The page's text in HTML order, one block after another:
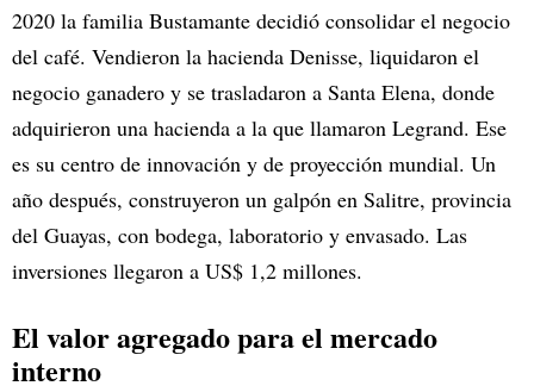
2020 la familia Bustamante decidió consolidar el negocio
del café. Vendieron la hacienda Denisse, liquidaron el
negocio ganadero y se trasladaron a Santa Elena, donde
adquirieron una hacienda a la que llamaron Legrand. Ese
es su centro de innovación y de proyección mundial. Un
año después, construyeron un galpón en Salitre, provincia
del Guayas, con bodega, laboratorio y envasado. Las
inversiones llegaron a US$ 1,2 millones.
El valor agregado para el mercado
interno